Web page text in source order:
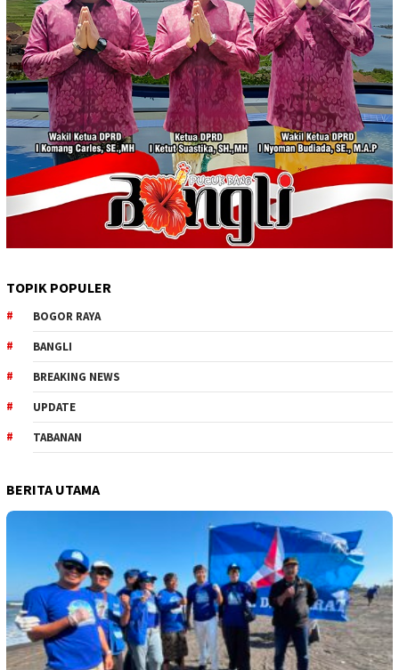
TOPIK POPULER
BOGOR RAYA
BANGLI
BREAKING NEWS
UPDATE
TABANAN
BERITA UTAMA